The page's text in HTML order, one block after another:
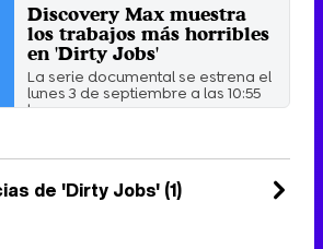
Discovery Max muestra
los trabajos más horribles
en 'Dirty Jobs'
La serie documental se estrena el
lunes 3 de septiembre a las 10:55
horas.
de 'Dirty Jobs' (1)